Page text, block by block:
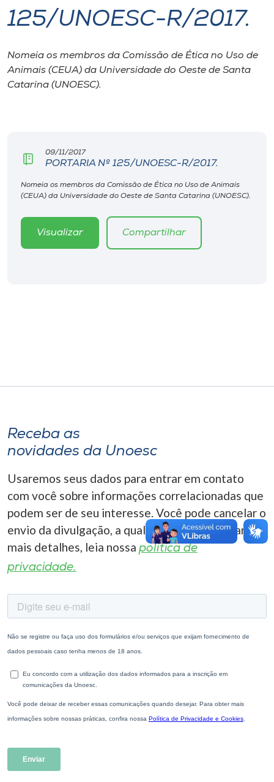
I.nova
Diplomados
Rádio
A+
125/UNOESC-R/2017.
Nomeia os membros da Comissão de Ética no Uso de
Animais (CEUA) da Universidade do Oeste de Santa
Catarina (UNOESC).
09/11/2017
PORTARIA Nº 125/UNOESC-R/2017.
Nomeia os membros da Comissão de Ética no Uso de Animais
(CEUA) da Universidade do Oeste de Santa Catarina (UNOESC).
Visualizar Compartilhar
Receba as
novidades da Unoesc
Usaremos seus dados para entrar em contato
com você sobre informações correlacionadas que
podem ser de seu interesse. Você pode cancelar o
envio da divulgação, a qualquer momento. Para
mais detalhes, leia nossa política de
privacidade.